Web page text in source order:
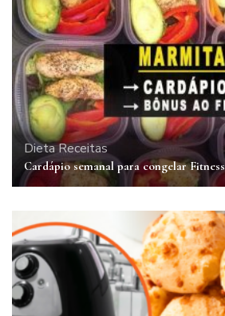
DietaReceitas
Cardápio semanal para congelar Fitness